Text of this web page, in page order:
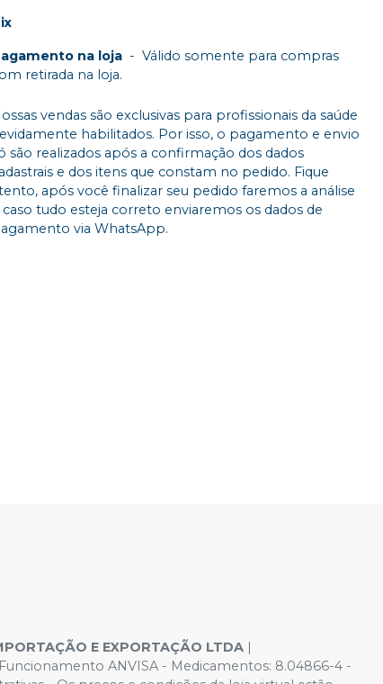
na loja - Válido somente para compras
retirada na loja.
vendas são exclusivas para profissionais da saúde
habilitados. Por isso, o pagamento e envio
são realizados após a confirmação dos dados
e dos itens que constam no pedido. Fique
após você finalizar seu pedido faremos a análise
caso tudo esteja correto enviaremos os dados de
via WhatsApp.
E EXPORTAÇÃO LTDA |
ANVISA - Medicamentos: 8.04866-4 -